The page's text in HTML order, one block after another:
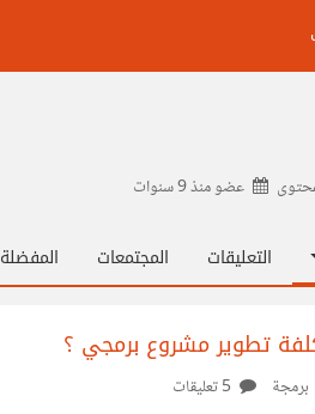
عضو منذ9 سنوات
التعليقات المجتمعات المفضلة
تطوير مشروع برمجي ؟
برمجة